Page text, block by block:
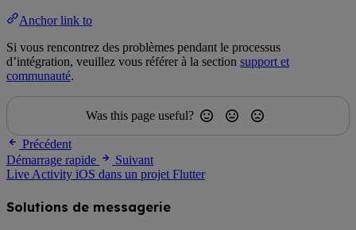
Anchor link to
Si vous rencontrez des problèmes pendant le processus
d’intégration, veuillez vous référer à la section support et
communauté.
Was this page useful?
Précédent
Démarrage rapide
Suivant
Live Activity iOS dans un projet Flutter
Solutions de messagerie